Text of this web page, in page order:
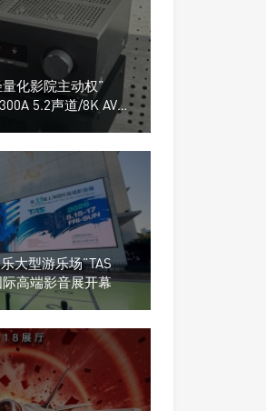
化影院主动权”
5.2声道/8K AV放
大型游乐场”TAS
高端影音展开幕